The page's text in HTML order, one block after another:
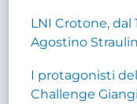
LNI Crotone, dal
Agostino
I protagonisti
Challenge